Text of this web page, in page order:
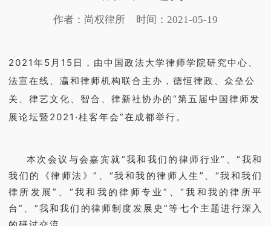
作者：尚权律所 时间：2021-05-19
2021年5月15日，由中国政法大学律师学院研究中心、
法宣在线、瀛和律师机构联合主办，德恒律政、众垒公
关、律艺文化、智合、律新社协办的“第五届中国律师发
展论坛暨2021·桂客年会”在成都举行。
本次会议与会嘉宾就“我和我们的律师行业”、“我和
我们的《律师法》”、“我和我的律师人生”、“我和我们
律所发展”、“我和我的律师专业”、“我和我的律所平
台”、“我和我们的律师制度发展史”等七个主题进行深入